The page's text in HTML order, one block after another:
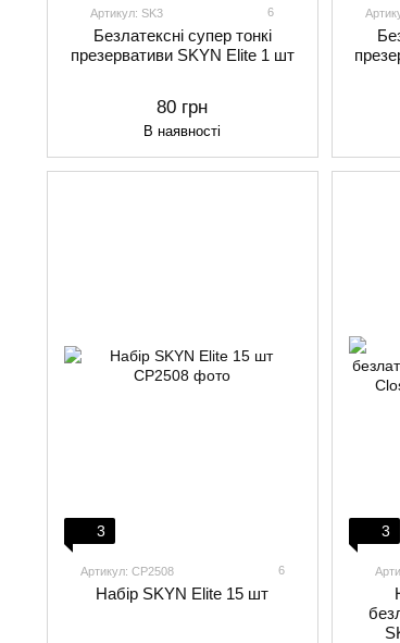
Артикул: SK3 6
Безлатексні супер тонкі
презервативи SKYN Elite 1 шт
80 грн
В наявності
3
Артикул: CP2508 6
Набір SKYN Elite 15 шт
3